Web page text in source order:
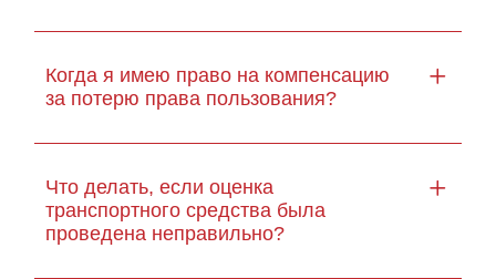
Когда я имею право на компенсацию
за потерю права пользования?
Что делать, если оценка
транспортного средства была
проведена неправильно?